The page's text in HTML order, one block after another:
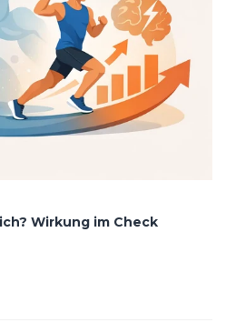
Wirkung im Check